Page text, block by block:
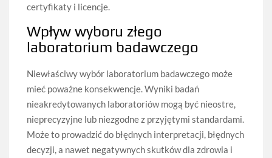
certyfikaty i licencje.
Wpływ wyboru złego
laboratorium badawczego
Niewłaściwy wybór laboratorium badawczego może
mieć poważne konsekwencje. Wyniki badań
nieakredytowanych laboratoriów mogą być nieostre,
nieprecyzyjne lub niezgodne z przyjętymi standardami.
Może to prowadzić do błędnych interpretacji, błędnych
decyzji, a nawet negatywnych skutków dla zdrowia i